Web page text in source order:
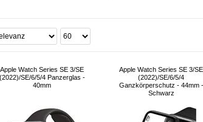
Apple Watch Series SE 3/SE
(2022)/SE/6/5/4 Panzerglas -
40mm
Apple Watch Series SE 3/SE
(2022)/SE/6/5/4
Ganzkörperschutz - 44mm -
Schwarz